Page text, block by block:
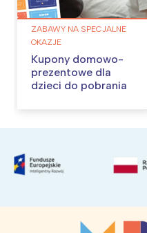
ZABAWY NA SPECJALNE
OKAZJE
Kupony domowo-
prezentowe dla
dzieci do pobrania